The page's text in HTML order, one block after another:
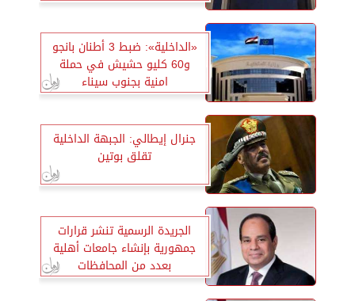
«الداخلية»: ضبط 3 أطنان بانجو
و60 كليو حشيش في حملة
امنية بجنوب سيناء
جنرال إيطالي: الجبهة الداخلية
تقلق بوتين
الجريدة الرسمية تنشر قرارات
جمهورية بإنشاء جامعات أهلية
بعدد من المحافظات